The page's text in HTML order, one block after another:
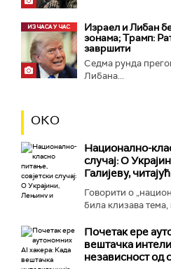
Израел и Либан
зонама; Трамп:
завршити
Седма рунда
Либана...
ОКО
Национално-
случај: О
Галијеву,
Говорити о
била клизава тема,
Почетак ере
вештачка
независност од